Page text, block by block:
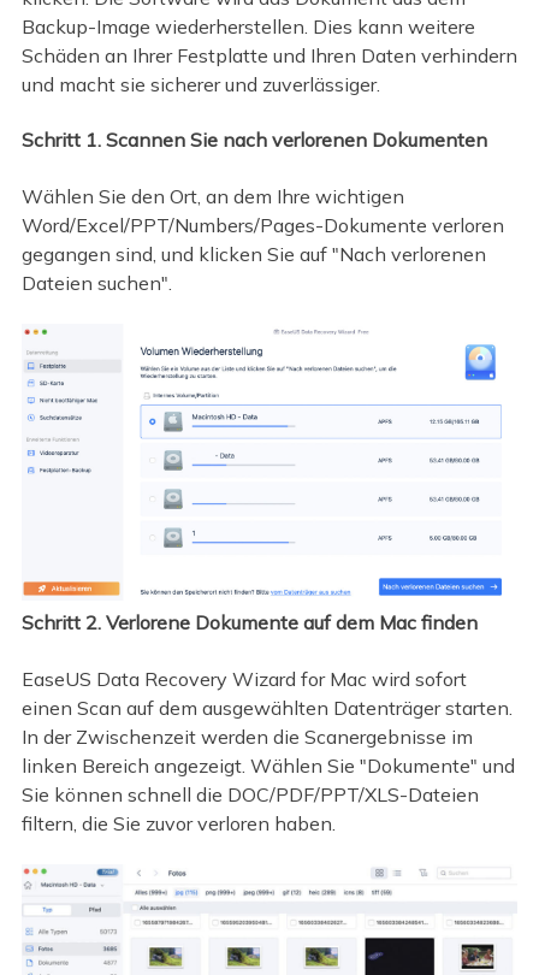
Backup-Image wiederherstellen. Dies kann weitere
Schäden an Ihrer Festplatte und Ihren Daten verhindern
und macht sie sicherer und zuverlässiger.
Schritt 1. Scannen Sie nach verlorenen Dokumenten
Wählen Sie den Ort, an dem Ihre wichtigen
Word/Excel/PPT/Numbers/Pages-Dokumente verloren
gegangen sind, und klicken Sie auf "Nach verlorenen
Dateien suchen".
Schritt 2. Verlorene Dokumente auf dem Mac finden
EaseUS Data Recovery Wizard for Mac wird sofort
einen Scan auf dem ausgewählten Datenträger starten.
In der Zwischenzeit werden die Scanergebnisse im
linken Bereich angezeigt. Wählen Sie "Dokumente" und
Sie können schnell die DOC/PDF/PPT/XLS-Dateien
filtern, die Sie zuvor verloren haben.